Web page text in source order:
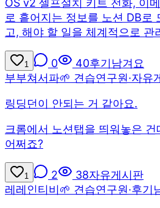
OS v2 셀프설치 키트 전화, 이
로 흩어지는 정보를 노션 DB로
고, 해야 할 일을 체계적으로 관
1 0 40후기남겨요
부부쳐서파🌱 견습연구원·자유
링딩던이 안되는 거 같아요.
크롬에서 노션탭을 띄워놓은
어쩌죠?
1 2 38자유게시판
레레인티비🌱 견습연구원·후기